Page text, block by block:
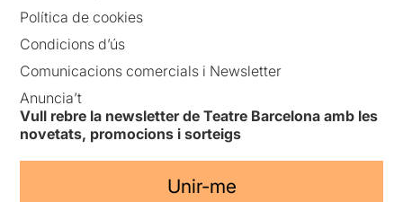
Política de cookies
Condicions d’ús
Comunicacions comercials i Newsletter
Anuncia’t
Vull rebre la newsletter de Teatre Barcelona amb les
novetats, promocions i sorteigs
Unir-me